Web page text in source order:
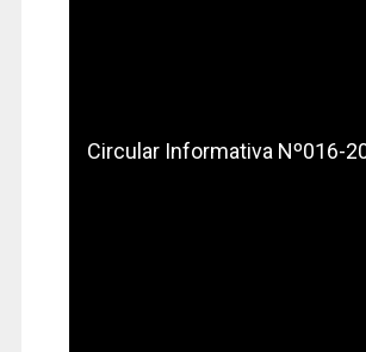
Circular Informativa Nº016-